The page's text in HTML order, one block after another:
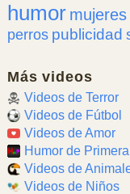
humor mujeres
perros publicidad
Más videos
Videos de Terror
Videos de Fútbol
Videos de Amor
Humor de
Videos de
Videos de Niños